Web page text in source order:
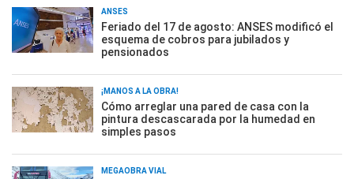
ANSES
Feriado del 17 de agosto: ANSES modificó el
esquema de cobros para jubilados y
pensionados
¡MANOS A LA OBRA!
Cómo arreglar una pared de casa con la
pintura descascarada por la humedad en
simples pasos
MEGAOBRA VIAL